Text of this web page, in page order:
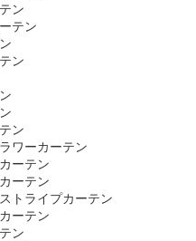
ン
テン
ン
ン
ワーカーテン
ーテン
ーテン
トライプカーテン
ーテン
ン